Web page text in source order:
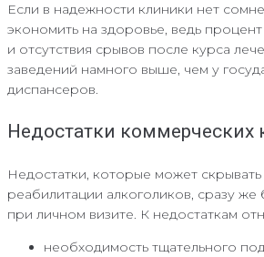
Если в надежности клиники нет
экономить на здоровье, ведь
и отсутствия срывов после курса
заведений намного выше, чем у
диспансеров.
Недостатки коммерческих
Недостатки, которые может
реабилитации алкоголиков, сразу
при личном визите. К недостаткам
необходимость тщательного